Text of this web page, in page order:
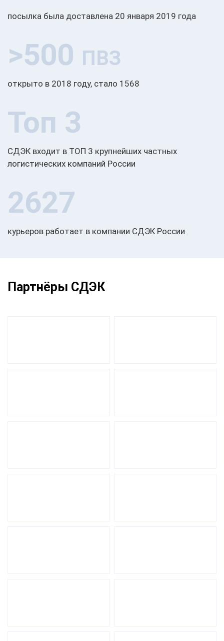
посылка была доставлена 20 января 2019 года
>500 ПВЗ
открыто в 2018 году, стало 1568
Топ 3
СДЭК входит в ТОП 3 крупнейших частных
логистических компаний России
2627
курьеров работает в компании СДЭК России
Партнёры СДЭК